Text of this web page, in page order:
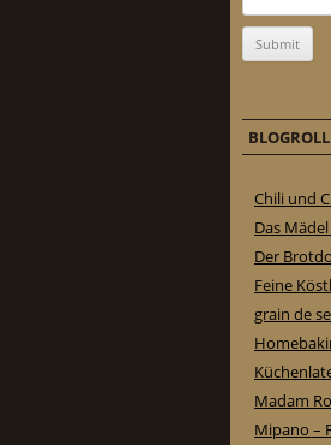
BLOGROLL
Chili und
Das
Der
Feine
grain de
Madam
Mipano –